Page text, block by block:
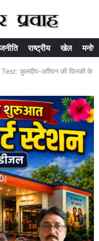
राष्ट्रीय खेल
कुलदीप-अश्विन की फिरकी के